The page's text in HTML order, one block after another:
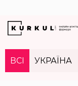
ВСІ УКРАЇНА